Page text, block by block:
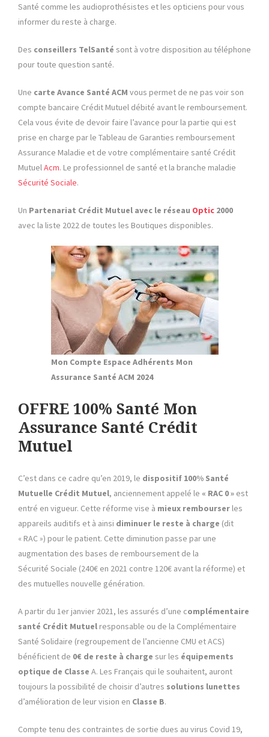
Santé comme les audioprothésistes et les opticiens pour vous
informer du reste à charge.
Des conseillers TelSanté sont à votre disposition au téléphone
pour toute question santé.
Une carte Avance Santé ACM vous permet de ne pas voir son
compte bancaire Crédit Mutuel débité avant le remboursement.
Cela vous évite de devoir faire l’avance pour la partie qui est
prise en charge par le Tableau de Garanties remboursement
Assurance Maladie et de votre complémentaire santé Crédit
MutuelAcm. Le professionnel de santé et la branche maladie
Sécurité Sociale.
Un Partenariat Crédit Mutuel avec le réseau Optic 2000
avec la liste 2022 de toutes les Boutiques disponibles.
Mon Compte Espace Adhérents Mon
Assurance Santé ACM 2024
OFFRE 100% Santé Mon
Assurance Santé Crédit
Mutuel
C’est dans ce cadre qu’en 2019, le dispositif 100% Santé
Mutuelle Crédit Mutuel, anciennement appelé le « RAC 0 » est
entré en vigueur. Cette réforme vise à mieux rembourser les
appareils auditifs et à ainsi diminuer le reste à charge (dit
« RAC ») pour le patient. Cette diminution passe par une
augmentation des bases de remboursement de la
Sécurité Sociale (240€ en 2021 contre 120€ avant la réforme) et
des mutuelles nouvelle génération.
A partir du 1er janvier 2021, les assurés d’une complémentaire
santé Crédit Mutuel responsable ou de la Complémentaire
Santé Solidaire (regroupement de l’ancienne CMU et ACS)
bénéficient de 0€ de reste à charge sur les équipements
optique de Classe A. Les Français qui le souhaitent, auront
toujours la possibilité de choisir d’autres solutions lunettes
d’amélioration de leur vision en Classe B.
Compte tenu des contraintes de sortie dues au virus Covid 19,